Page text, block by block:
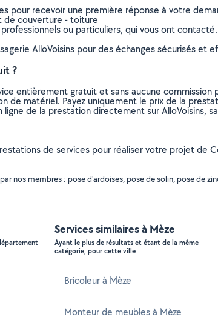
pour recevoir une première réponse à votre
de couverture - toiture
ou particuliers, qui vous ont
AlloVoisins pour des échanges sécurisés et
?
entièrement gratuit et sans aucune
de matériel. Payez uniquement le prix de la
de la prestation directement sur AlloVoisins,
de services pour réaliser votre projet de
nos membres : pose d'ardoises, pose de solin, pose de
Services similaires à Mèze
Ayant le plus de résultats et étant de la même
catégorie, pour cette ville
Bricoleur à Mèze
Monteur de meubles à Mèze